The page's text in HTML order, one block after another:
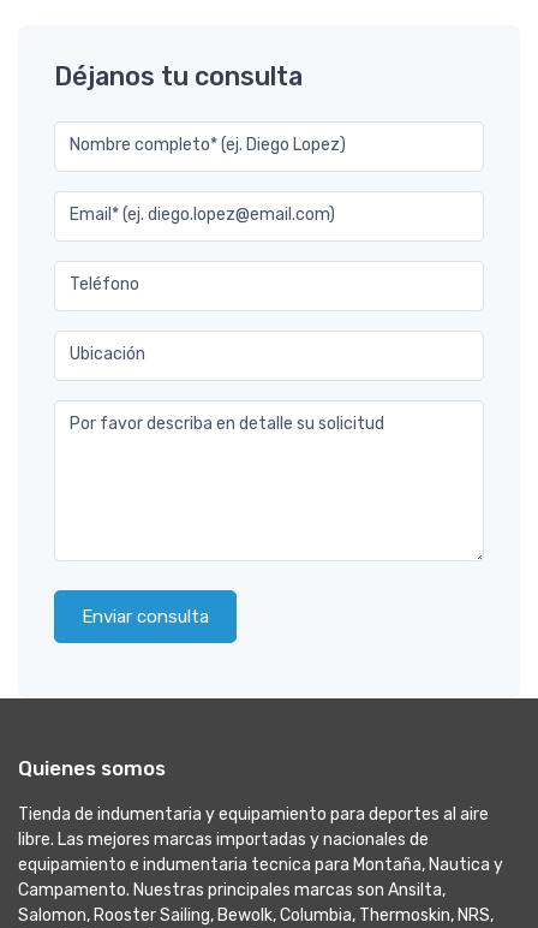
Déjanos tu consulta
Nombre completo* (ej. Diego Lopez)
Email* (ej. diego.lopez@email.com)
Teléfono
Ubicación
Por favor describa en detalle su solicitud
Enviar consulta
Quienes somos
Tienda de indumentaria y equipamiento para deportes al aire
libre. Las mejores marcas importadas y nacionales de
equipamiento e indumentaria tecnica para Montaña, Nautica y
Campamento. Nuestras principales marcas son Ansilta,
Salomon, Rooster Sailing, Bewolk, Columbia, Thermoskin, NRS,